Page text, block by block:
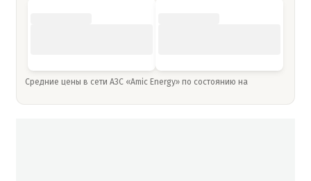
Средние цены в сети АЗС «Amic Energy» по состоянию на